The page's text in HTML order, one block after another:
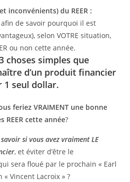
inconvénients) du REER :
de savoir pourquoi il est
selon VOTRE situation,
ou non cette année.
choses simples que
d’un produit financier
1 seul dollar.
feriez VRAIMENT une bonne
REER cette année?
si vous avez vraiment LE
, et éviter d’être le
sera floué par le prochain « Earl
« Vincent Lacroix » ?